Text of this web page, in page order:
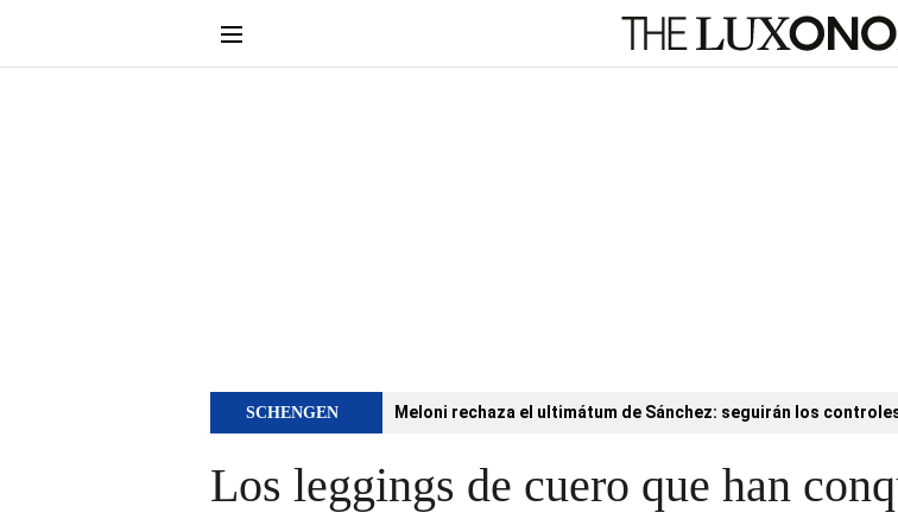
SCHENGEN Meloni rechaza el ultimátum de Sánchez: seguirán los
Los leggings de cuero que han